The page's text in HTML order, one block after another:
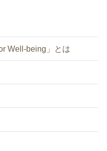
Well-being」とは